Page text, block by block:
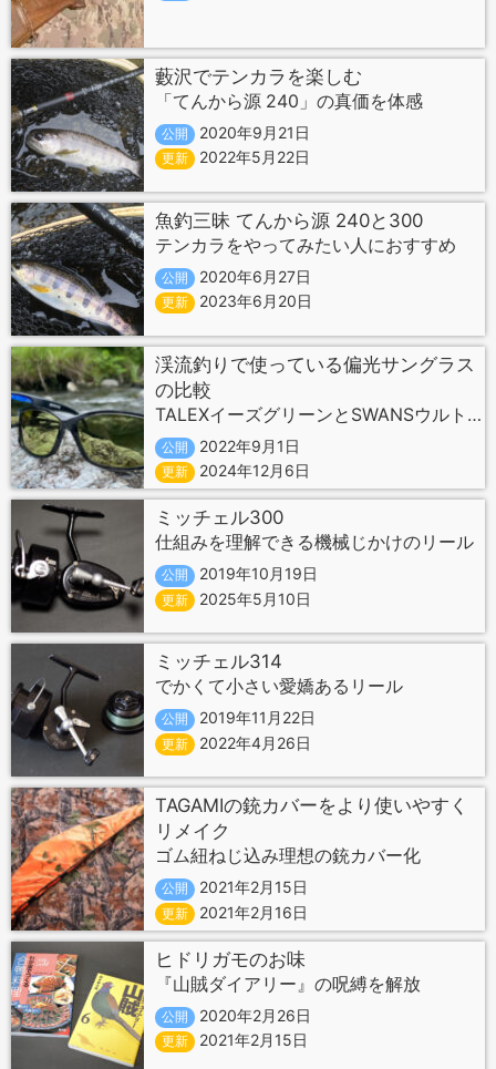
藪沢でテンカラを楽しむ
「てんから源 240」の真価を体感
公開 2020年9月21日
更新 2022年5月22日
魚釣三昧 てんから源 240と300
テンカラをやってみたい人におすすめ
公開 2020年6月27日
更新 2023年6月20日
渓流釣りで使っている偏光サングラス
の比較
TALEXイーズグリーンとSWANSウルトラライトグリーン
公開 2022年9月1日
更新 2024年12月6日
ミッチェル300
仕組みを理解できる機械じかけのリール
公開 2019年10月19日
更新 2025年5月10日
ミッチェル314
でかくて小さい愛嬌あるリール
公開 2019年11月22日
更新 2022年4月26日
TAGAMIの銃カバーをより使いやすく
リメイク
ゴム紐ねじ込み理想の銃カバー化
公開 2021年2月15日
更新 2021年2月16日
ヒドリガモのお味
『山賊ダイアリー』の呪縛を解放
公開 2020年2月26日
更新 2021年2月15日